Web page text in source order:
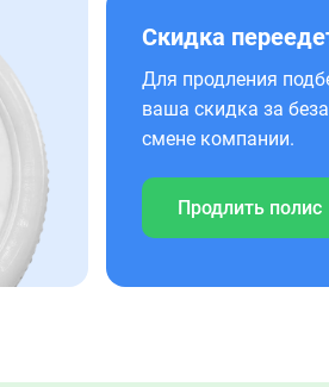
Скидка
Для продления
ваша скидка за
смене компании.
Продлить полис